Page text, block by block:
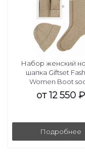
Набор женский
шапка Giftset
Women Boot
от12 550 ₽
Подробнее